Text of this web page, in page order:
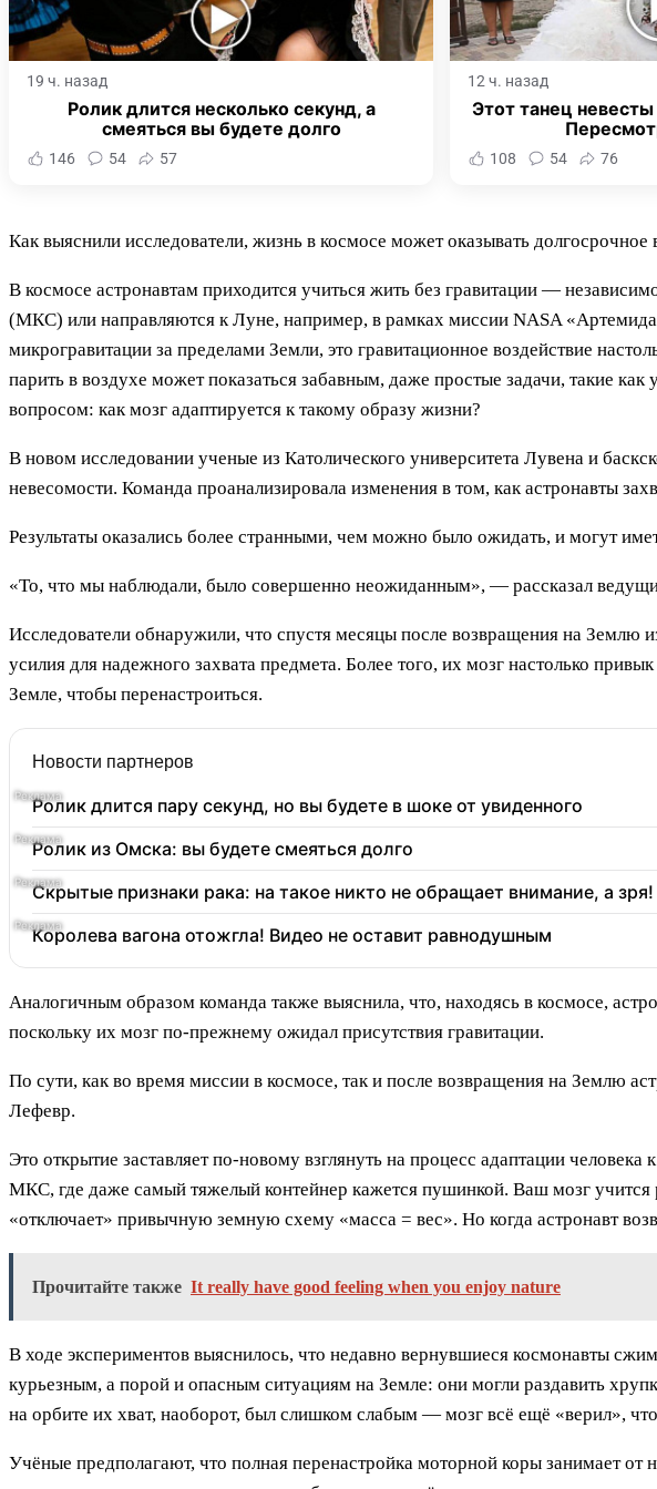
19 ч. назад
Ролик длится несколько секунд, а
смеяться вы будете долго
146 54 57
12 ч. назад
Этот танец невесты
108 54 76
Как выяснили исследователи, жизнь в космосе может оказывать долгосрочное
В космосе астронавтам приходится учиться жить без гравитации —
(МКС) или направляются к Луне, например, в рамках миссии NASA
микрогравитации за пределами Земли, это гравитационное воздействие
парить в воздухе может показаться забавным, даже простые задачи, такие
вопросом: как мозг адаптируется к такому образу жизни?
В новом исследовании ученые из Католического университета Лувена и
невесомости. Команда проанализировала изменения в том, как астронавты
Результаты оказались более странными, чем можно было ожидать, и могут
«То, что мы наблюдали, было совершенно неожиданным», — рассказал
Исследователи обнаружили, что спустя месяцы после возвращения на Землю
усилия для надежного захвата предмета. Более того, их мозг настолько
Земле, чтобы перенастроиться.
Новости партнеров
Ролик длится пару секунд, но вы будете в шоке от увиденного
Ролик из Омска: вы будете смеяться долго
Скрытые признаки рака: на такое никто не обращает внимание, а зря!
Королева вагона отожгла! Видео не оставит равнодушным
Аналогичным образом команда также выяснила, что, находясь в космосе,
поскольку их мозг по-прежнему ожидал присутствия гравитации.
По сути, как во время миссии в космосе, так и после возвращения на Землю
Лефевр.
Это открытие заставляет по-новому взглянуть на процесс адаптации
МКС, где даже самый тяжелый контейнер кажется пушинкой. Ваш мозг
«отключает» привычную земную схему «масса = вес». Но когда астронавт
Прочитайте также It really have good feeling when you enjoy nature
В ходе экспериментов выяснилось, что недавно вернувшиеся космонавты
курьезным, а порой и опасным ситуациям на Земле: они могли раздавить
на орбите их хват, наоборот, был слишком слабым — мозг всё ещё «верил»,
Учёные предполагают, что полная перенастройка моторной коры занимает от